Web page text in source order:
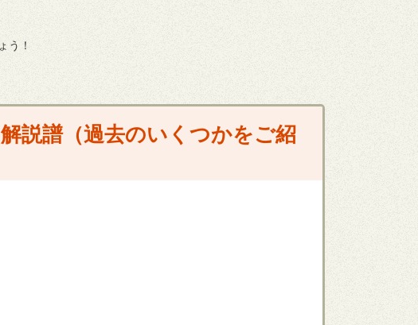
う！
説譜（過去のいくつかをご紹